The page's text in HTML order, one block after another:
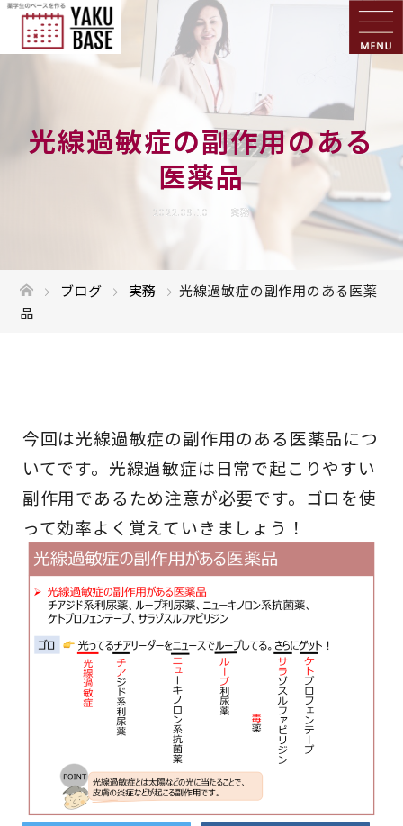
光線過敏症の副作用のある
医薬品
2022.09.10 実務
ブログ 実務
光線過敏症の副作用のある医薬
品
今回は光線過敏症の副作用のある医薬品につ
いてです。光線過敏症は日常で起こりやすい
副作用であるため注意が必要です。ゴロを使
って効率よく覚えていきましょう！